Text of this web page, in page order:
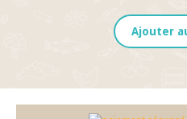
Ajouter